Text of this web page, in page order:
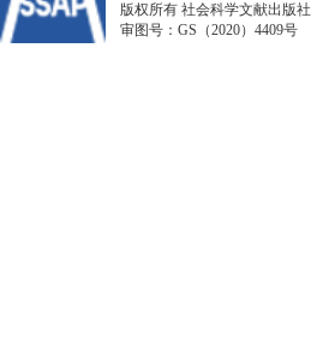
版权所有 社会科学文献出版社
审图号：GS（2020）4409号